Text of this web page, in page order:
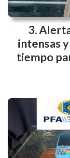
intensas
tiempo